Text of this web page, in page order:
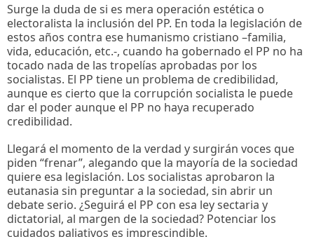
Surge la duda de si es mera operación estética o
electoralista la inclusión del PP. En toda la legislación de
estos años contra ese humanismo cristiano –familia,
vida, educación, etc.-, cuando ha gobernado el PP no ha
tocado nada de las tropelías aprobadas por los
socialistas. El PP tiene un problema de credibilidad,
aunque es cierto que la corrupción socialista le puede
dar el poder aunque el PP no haya recuperado
credibilidad.
Llegará el momento de la verdad y surgirán voces que
piden “frenar”, alegando que la mayoría de la sociedad
quiere esa legislación. Los socialistas aprobaron la
eutanasia sin preguntar a la sociedad, sin abrir un
debate serio. ¿Seguirá el PP con esa ley sectaria y
dictatorial, al margen de la sociedad? Potenciar los
cuidados paliativos es imprescindible.